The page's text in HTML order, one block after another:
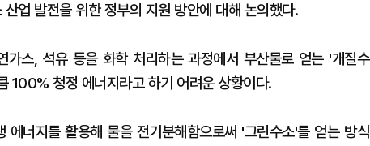
업 발전을 위한 정부의 지원 방안에 대해 논의했다.
가스, 석유 등을 화학 처리하는 과정에서 부산물로 얻는 '개질수
100% 청정 에너지라고 하기 어려운 상황이다.
에너지를 활용해 물을 전기분해함으로써 '그린수소'를 얻는 방식